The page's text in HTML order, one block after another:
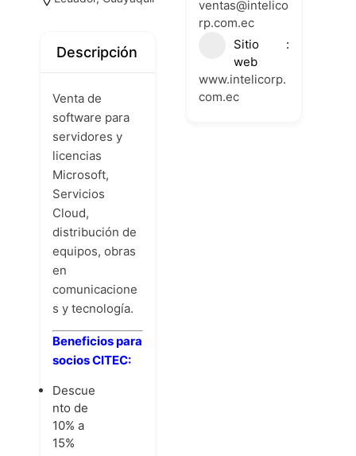
Descripción
Venta de
software para
servidores y
licencias
Microsoft,
Servicios
Cloud,
distribución de
equipos, obras
en
comunicacione
s y tecnología.
Beneficios para
socios CITEC:
Descue
nto de
10% a
15%
ventas@intelico
rp.com.ec
Sitio
web
www.intelicorp.
com.ec